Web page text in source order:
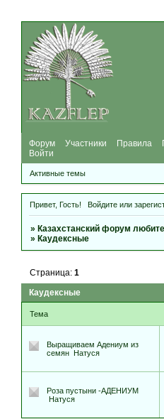
Форум Участники Правила
Войти
Активные темы
Привет, Гость! Войдитеили
»Казахстанский форум
»Каудексные
Каудексные
Страница:1
Тема
Выращиваем Адениум из
семян
Натуся
Роза пустыни -АДЕНИУМ
Натуся